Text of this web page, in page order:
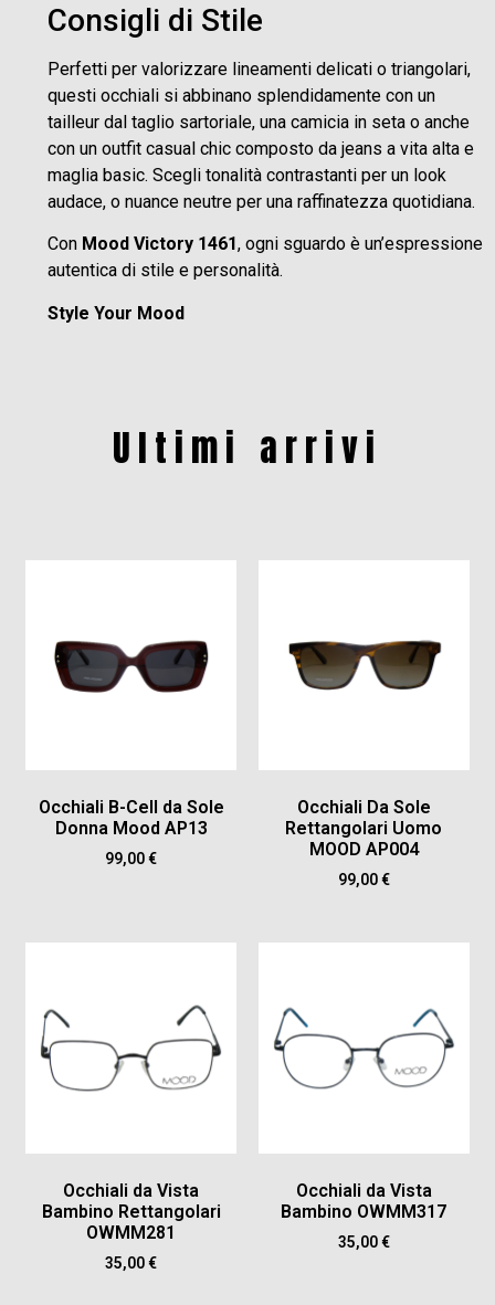
Consigli di Stile
Perfetti per valorizzare lineamenti delicati o triangolari,
questi occhiali si abbinano splendidamente con un
tailleur dal taglio sartoriale, una camicia in seta o anche
con un outfit casual chic composto da jeans a vita alta e
maglia basic. Scegli tonalità contrastanti per un look
audace, o nuance neutre per una raffinatezza quotidiana.
Con Mood Victory 1461, ogni sguardo è un’espressione
autentica di stile e personalità.
Style Your Mood
Ultimi arrivi
Occhiali B-Cell da Sole
Donna Mood AP13
99,00€
Occhiali Da Sole
Rettangolari Uomo
MOOD AP004
99,00€
Occhiali da Vista
Bambino Rettangolari
OWMM281
35,00€
Occhiali da Vista
Bambino OWMM317
35,00€